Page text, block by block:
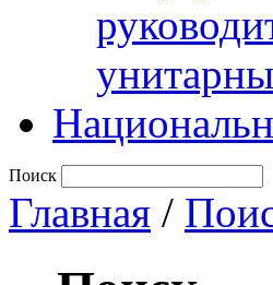
Поиск
Главная /